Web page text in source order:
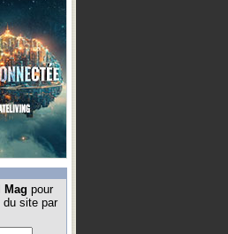
Mag pour
du site par